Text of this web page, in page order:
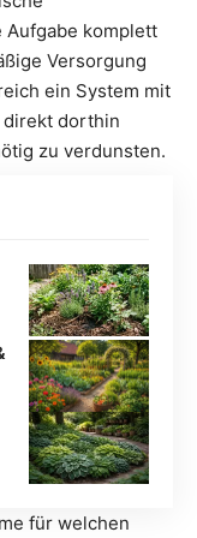
Aufgabe komplett
Versorgung
ein System mit
direkt dorthin
zu verdunsten.
für welchen